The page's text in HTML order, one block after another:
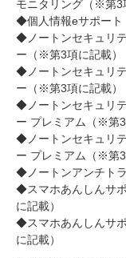
モニタリング（※第3
◆個人情報eサポート
◆ノートンセキュリ
ー（※第3項に記載）
◆ノートンセキュリ
ー（※第3項に記載）
◆ノートンセキュリ
ー プレミアム（※第3
◆ノートンセキュリ
ー プレミアム（※第3
◆ノートンアンチト
◆スマホあんしんサ
に記載）
◆スマホあんしんサ
に記載）